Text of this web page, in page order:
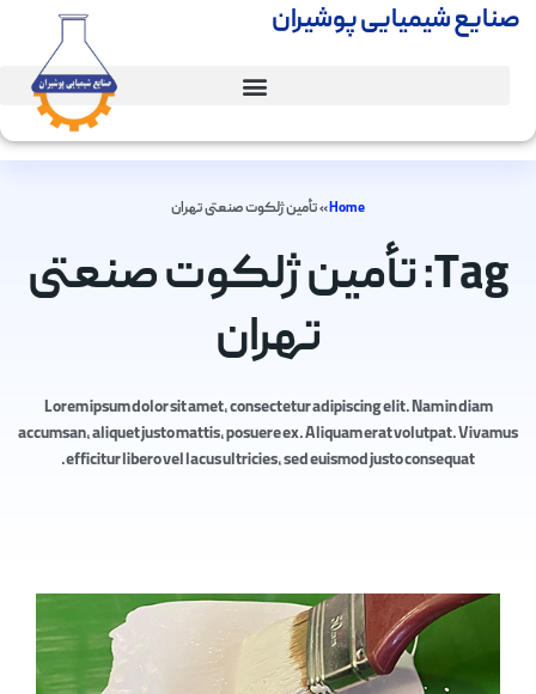
صنایع شیمیایی پوشیران
Home
»تأمین ژلکوت صنعتی تهران
Tag: تأمین ژلکوت صنعتی
تهران
Lorem ipsum dolor sit amet, consectetur adipiscing elit. Nam in diam
accumsan, aliquet justo mattis, posuere ex. Aliquam erat volutpat. Vivamus
efficitur libero vel lacus ultricies, sed euismod justo consequat.